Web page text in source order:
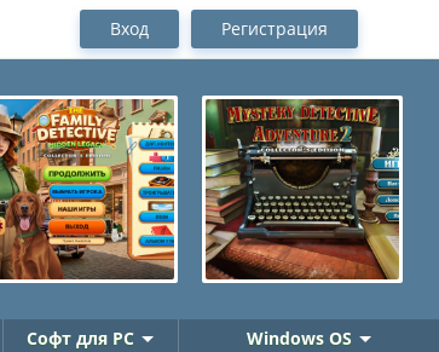
Вход Регистрация
Софт для PC Windows OS